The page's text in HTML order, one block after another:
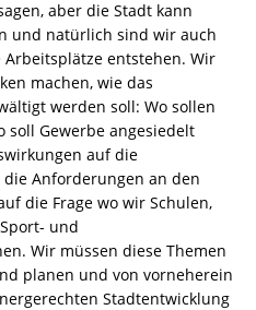
aber die Stadt kann
und natürlich sind wir auch
entstehen. Wir
machen, wie das
werden soll: Wo sollen
soll Gewerbe angesiedelt
auf die
Anforderungen an den
die Frage wo wir Schulen,
und
Wir müssen diese Themen
planen und von vorneherein
Stadtentwicklung